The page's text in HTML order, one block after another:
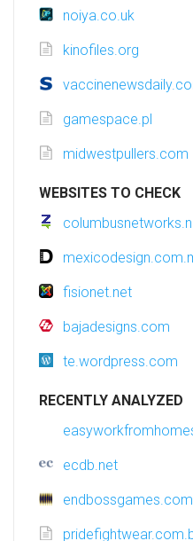
noiya.co.uk
kinofiles.org
gamespace.pl
midwestpullers.com
WEBSITES TO CHECK
fisionet.net
bajadesigns.com
te.wordpress.com
RECENTLY ANALYZED
ecdb.net
endbossgames.com